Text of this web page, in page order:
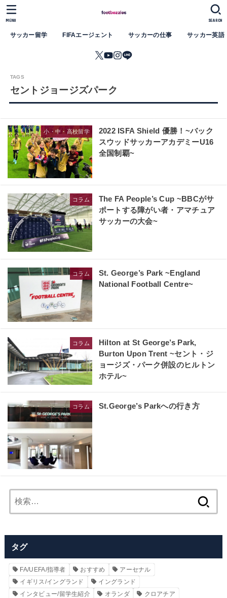
サッカー留学 FIFAエージェント サッカーの仕事 サッカー英語
SEARCH
MENU
セントジョージズパーク
小・中・高校留学
2022 ISFA Shield 優勝！~バック
スウッドサッカーアカデミーU16
全国制覇~
コラム
The FA People’s Cup ~BBCがサ
ポートする障がい者・アマチュア
サッカーの大会~
コラム
St. George’s Park ~England
National Football Centre~
コラム
Hilton at St George’s Park,
Burton Upon Trent ~セント・ジ
ョージズ・パーク併設のヒルトン
ホテル~
コラム St.George’s Parkへの行き方
索:
タグ
FA/UEFA/指導者 おすすめ
アーセナル
イギリス/イングランド
イングランド
インタビュー/留学生紹介
オランダ
クロアチア